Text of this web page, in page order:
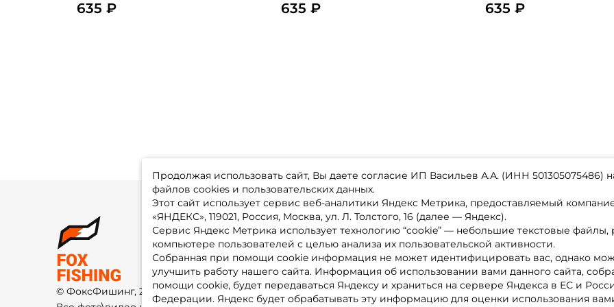
635 ₽ 635 ₽ 635 ₽
Продолжая использовать сайт, Вы даете согласие ИП Васильев А.А. (ИНН 501305075486)
файлов cookies и пользовательских данных.
Этот сайт использует сервис веб-аналитики Яндекс Метрика, предоставляемый
«ЯНДЕКС», 119021, Россия, Москва, ул. Л. Толстого, 16 (далее — Яндекс).
Сервис Яндекс Метрика использует технологию “cookie” — небольшие текстовые
компьютере пользователей с целью анализа их пользовательской активности.
Собранная при помощи cookie информация не может идентифицировать вас, однако
улучшить работу нашего сайта. Информация об использовании вами данного сайта,
помощи cookie, будет передаваться Яндексу и храниться на сервере Яндекса в ЕС и
Федерации. Яндекс будет обрабатывать эту информацию для оценки использования
© ФоксФишинг, 2009-2026
О магазине
Доставка
Оплата
Fox-bonus
Гуру
Контакты
Политика обработки ПД
Каталог товаров
Акции
Новинки
Бренды
Партнерская программа